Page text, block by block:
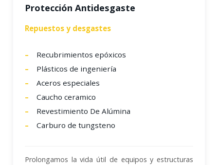
Protección Antidesgaste
Repuestos y desgastes
Recubrimientos epóxicos
Plásticos de ingeniería
Aceros especiales
Caucho ceramico
Revestimiento De Alúmina
Carburo de tungsteno
Prolongamos la vida útil de equipos y estructuras